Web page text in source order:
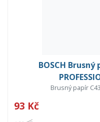
BOSCH
Brusný papír
93 Kč